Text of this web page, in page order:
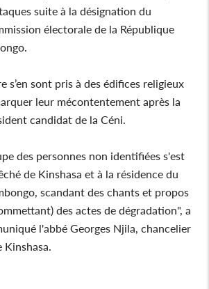
suite à la désignation du
électorale de la République
s’en sont pris à des édifices religieux
leur mécontentement après la
candidat de la Céni.
des personnes non identifiées s'est
de Kinshasa et à la résidence du
scandant des chants et propos
des actes de dégradation", a
l'abbé Georges Njila, chancelier